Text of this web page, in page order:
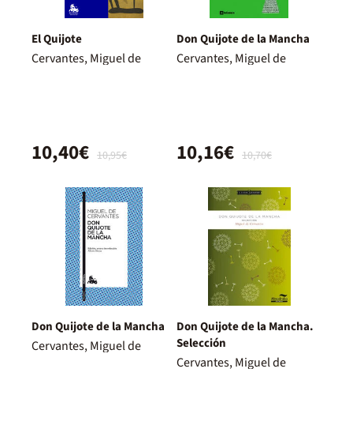
El Quijote
Cervantes, Miguel de
10,95€
10,40€
Don Quijote de la Mancha
Cervantes, Miguel de
10,70€
10,16€
Don Quijote de la Mancha
Cervantes, Miguel de
Don Quijote de la Mancha.
Selección
Cervantes, Miguel de